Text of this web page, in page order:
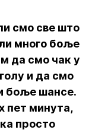
смо све што
много боље
да смо чак у
и да смо
боље шансе.
пет минута,
просто